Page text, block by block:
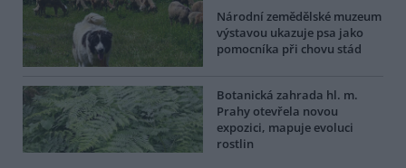
Národní zemědělské muzeum
výstavou ukazuje psa jako
pomocníka při chovu stád
Botanická zahrada hl. m.
Prahy otevřela novou
expozici, mapuje evoluci
rostlin